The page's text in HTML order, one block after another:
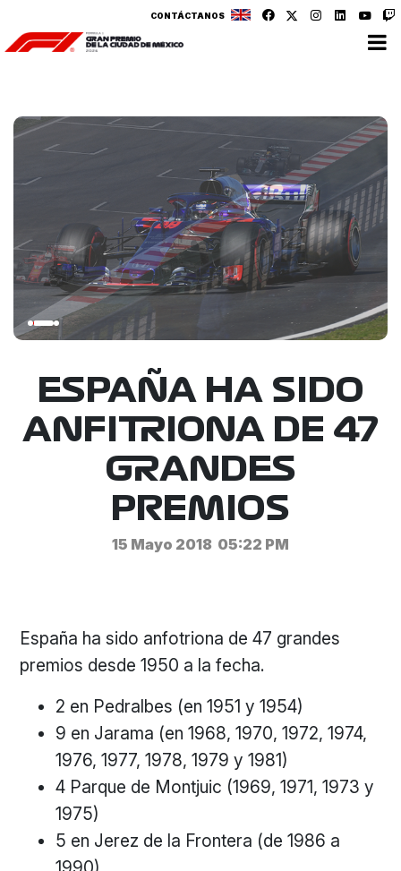
CONTÁCTANOS
ESPAÑA HA SIDO
ANFITRIONA DE 47
GRANDES
PREMIOS
15 Mayo 2018 05:22 PM
España ha sido anfotriona de 47 grandes
premios desde 1950 a la fecha.
2 en Pedralbes (en 1951 y 1954)
9 en Jarama (en 1968, 1970, 1972, 1974,
1976, 1977, 1978, 1979 y 1981)
4 Parque de Montjuic (1969, 1971, 1973 y
1975)
5 en Jerez de la Frontera (de 1986 a